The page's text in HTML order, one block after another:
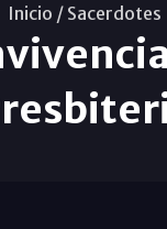
Inicio / Sacerdotes